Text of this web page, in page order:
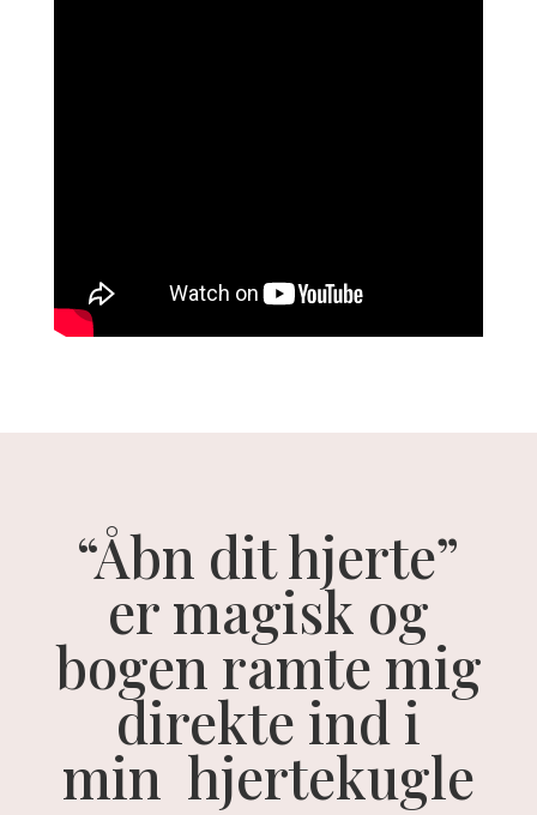
“Åbn dit hjerte”
er magisk og
bogen ramte mig
direkte ind i
min hjertekugle